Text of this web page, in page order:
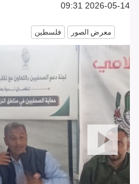
2026-05-14 09:31
معرض الصور فلسطين